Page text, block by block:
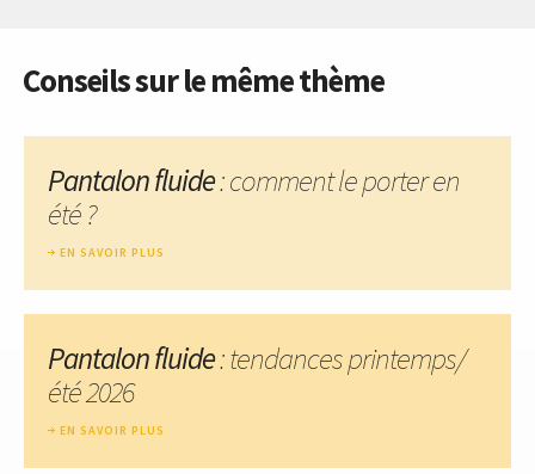
Conseils sur le même thème
Pantalon fluide: comment le porter en
été ?
EN SAVOIR PLUS
Pantalon fluide: tendances printemps/
été 2026
EN SAVOIR PLUS